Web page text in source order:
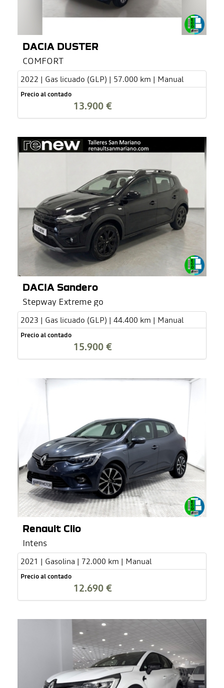
DACIA DUSTER
COMFORT
2022 | Gas licuado (GLP) | 57.000 km | Manual
Precio al contado
13.900 €
DACIA Sandero
Stepway Extreme go
2023 | Gas licuado (GLP) | 44.400 km | Manual
Precio al contado
15.900 €
Renault Clio
Intens
2021 | Gasolina | 72.000 km | Manual
Precio al contado
12.690 €